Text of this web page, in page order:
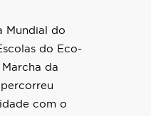
Mundial do
do Eco-
da
com o